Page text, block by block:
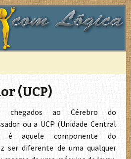
do computador
(UCP)
chegados ao Cérebro do
ou a UCP (Unidade Central
é aquele componente do
ser diferente de uma qualquer